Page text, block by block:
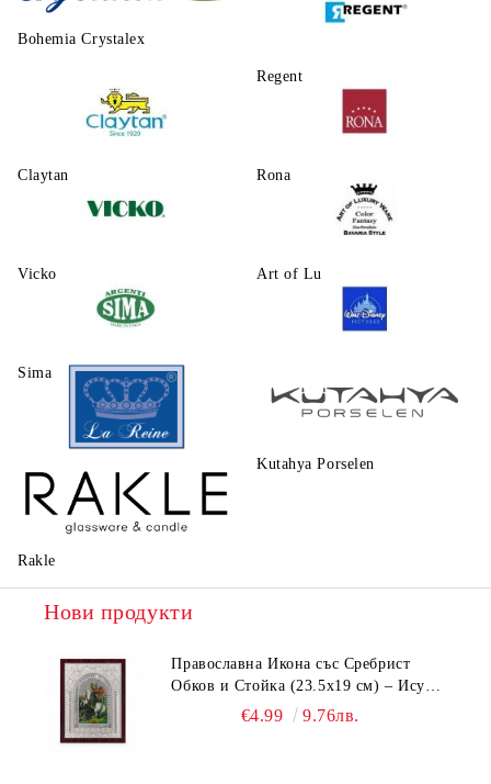
Bohemia Crystalex
Regent
Claytаn Rona
Vicko Art of Luxury Ware
Sima
La Reine Kutahya Porselen
Rakle
Нови продукти
Православна Икона със Сребрист
Обков и Стойка (23.5х19 см) – Исус
Христос, Св. Георги, Св. Николай
€4.99 9.76лв.